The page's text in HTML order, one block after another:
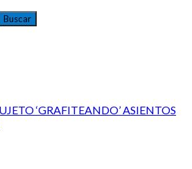
‘GRAFITEANDO’ ASIENTOS